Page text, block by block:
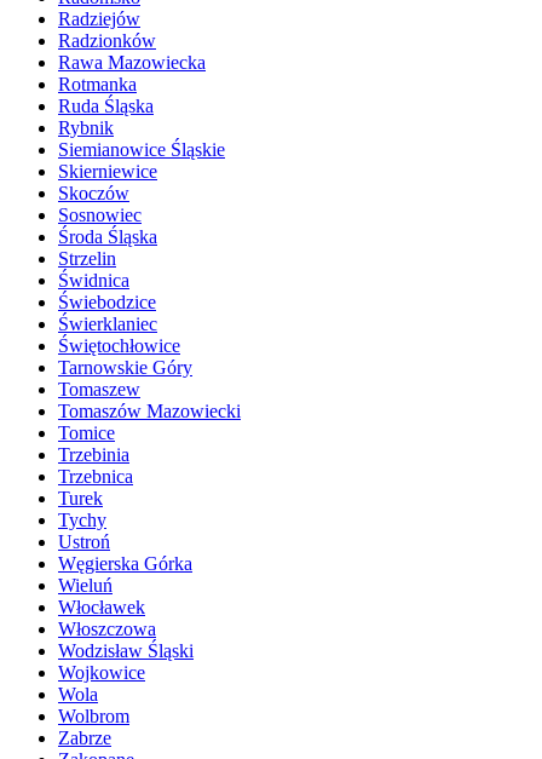
Radziejów
Radzionków
Rawa Mazowiecka
Rotmanka
Ruda Śląska
Rybnik
Siemianowice Śląskie
Skierniewice
Skoczów
Sosnowiec
Środa Śląska
Strzelin
Świdnica
Świebodzice
Świerklaniec
Świętochłowice
Tarnowskie Góry
Tomaszew
Tomaszów Mazowiecki
Tomice
Trzebinia
Trzebnica
Turek
Tychy
Ustroń
Węgierska Górka
Wieluń
Włocławek
Włoszczowa
Wodzisław Śląski
Wojkowice
Wola
Wolbrom
Zabrze